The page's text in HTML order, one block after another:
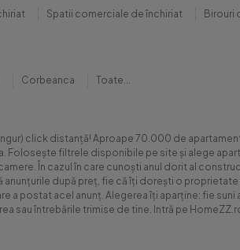
Spatii comerciale de închiriat Birouri
Corbeanca Toate...
click distanță! Aproape 70.000 de
filtrele disponibile pe site și alege
În cazul în care cunoști anul dorit al
după preț, fie că îți dorești o
a postat acel anunț. Alegerea îți aparține: fie
sau întrebările trimise de tine. Intră pe